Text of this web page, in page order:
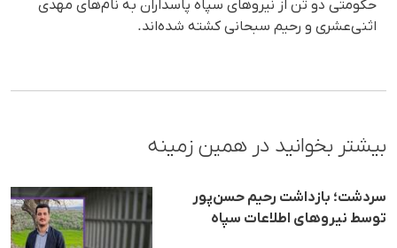
حکومتی دو تن از نیروهای سپاه پاسداران به نام‌های مهدی
اثنی‌عشری و رحیم سبحانی کشته شده‌اند.
بیشتر بخوانید در همین زمینه
سردشت؛ بازداشت رحیم حسن‌پور
توسط نیروهای اطلاعات سپاه